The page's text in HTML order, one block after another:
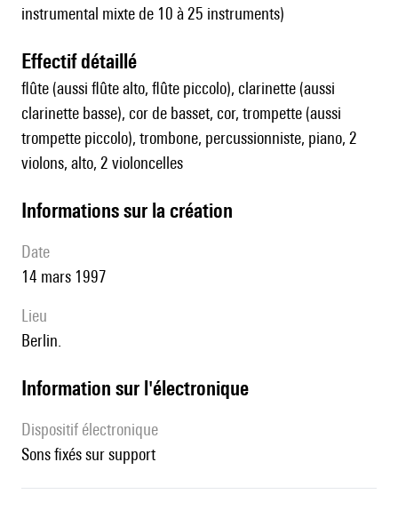
instrumental mixte de 10 à 25 instruments)
effectif détaillé
flûte (aussi flûte alto, flûte piccolo), clarinette (aussi
clarinette basse), cor de basset, cor, trompette (aussi
trompette piccolo), trombone, percussionniste, piano, 2
violons, alto, 2 violoncelles
informations sur la création
date
14 mars 1997
lieu
Berlin.
Information sur l'électronique
Dispositif électronique
sons fixés sur support